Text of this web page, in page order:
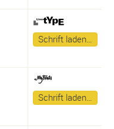
Schrift laden…
Schrift laden…